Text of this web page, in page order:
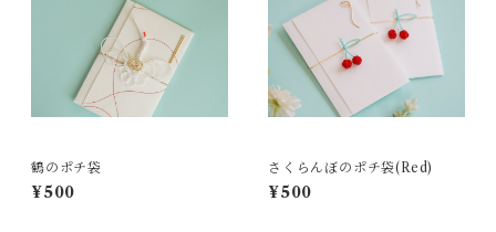
鶴のポチ袋
¥500
さくらんぼのポチ袋(Red)
¥500